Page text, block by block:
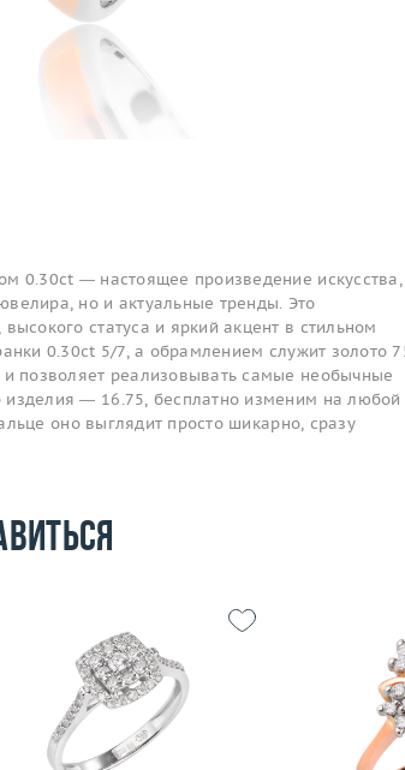
0.30ct — настоящее произведение искусства,
но и актуальные тренды. Это
статуса и яркий акцент в стильном
0.30ct 5/7, а обрамлением служит золото
позволяет реализовывать самые необычные
— 16.75, бесплатно изменим на любой
оно выглядит просто шикарно, сразу
золото 585 пробы